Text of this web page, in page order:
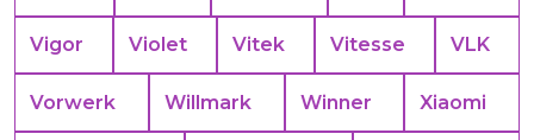
Vigor Violet Vitek Vitesse VLK
Vorwerk Willmark Winner Xiaomi